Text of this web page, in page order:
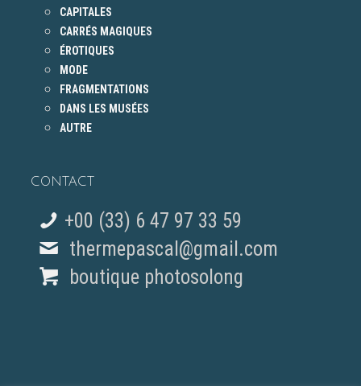
CAPITALES
CARRÉS MAGIQUES
ÉROTIQUES
MODE
FRAGMENTATIONS
DANS LES MUSÉES
AUTRE
CONTACT
+00 (33) 6 47 97 33 59
thermepascal@gmail.com
boutique photosolong